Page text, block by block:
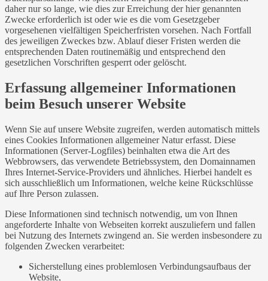
daher nur so lange, wie dies zur Erreichung der hier genannten
Zwecke erforderlich ist oder wie es die vom Gesetzgeber
vorgesehenen vielfältigen Speicherfristen vorsehen. Nach Fortfall
des jeweiligen Zweckes bzw. Ablauf dieser Fristen werden die
entsprechenden Daten routinemäßig und entsprechend den
gesetzlichen Vorschriften gesperrt oder gelöscht.
Erfassung allgemeiner Informationen
beim Besuch unserer Website
Wenn Sie auf unsere Website zugreifen, werden automatisch mittels
eines Cookies Informationen allgemeiner Natur erfasst. Diese
Informationen (Server-Logfiles) beinhalten etwa die Art des
Webbrowsers, das verwendete Betriebssystem, den Domainnamen
Ihres Internet-Service-Providers und ähnliches. Hierbei handelt es
sich ausschließlich um Informationen, welche keine Rückschlüsse
auf Ihre Person zulassen.
Diese Informationen sind technisch notwendig, um von Ihnen
angeforderte Inhalte von Webseiten korrekt auszuliefern und fallen
bei Nutzung des Internets zwingend an. Sie werden insbesondere zu
folgenden Zwecken verarbeitet:
Sicherstellung eines problemlosen Verbindungsaufbaus der
Website,